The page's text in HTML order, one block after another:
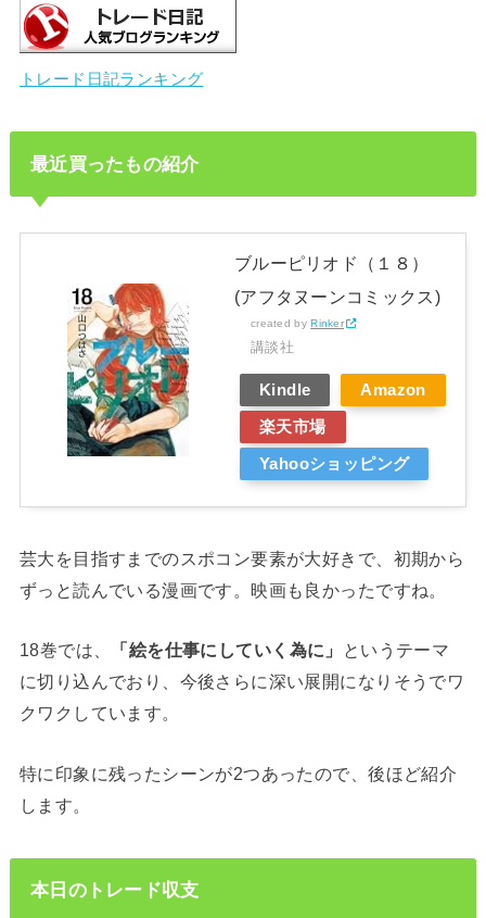
トレード日記ランキング
最近買ったもの紹介
ブルーピリオド（１８）
(アフタヌーンコミックス)
created byRinker
講談社
Kindle Amazon
楽天市場
Yahooショッピング
芸大を目指すまでのスポコン要素が大好きで、初期から
ずっと読んでいる漫画です。映画も良かったですね。
18巻では、 「絵を仕事にしていく為に」
というテーマ
に切り込んでおり、今後さらに深い展開になりそうでワ
クワクしています。
特に印象に残ったシーンが2つあったので、後ほど紹介
します。
本日のトレード収支